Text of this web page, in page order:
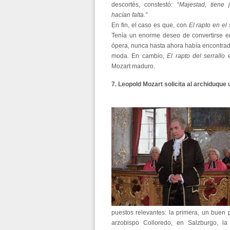
descortés, constestó: “Majestad, tiene
hacían falta.”
En fin, el caso es que, con El rapto en el
Tenía un enorme deseo de convertirse
ópera, nunca hasta ahora había
moda. En cambio,El rapto del serrallo
Mozart maduro.
7. Leopold Mozart solicita al archiduque
puestos relevantes: la primera, un buen
arzobispo Colloredo, en Salzburgo,